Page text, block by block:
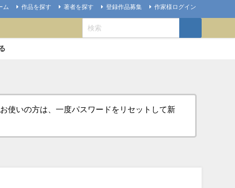
ム 作品を探す 著者を探す 登録作品募集 作家様ログイン
使いの方は、一度パスワードをリセットして新